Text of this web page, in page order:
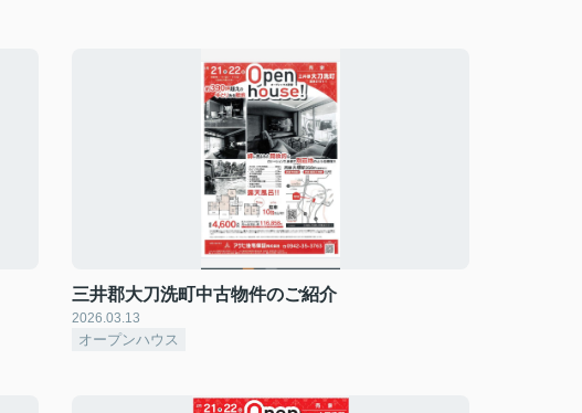
三井郡大刀洗町中古物件のご紹介
2026.03.13
オープンハウス